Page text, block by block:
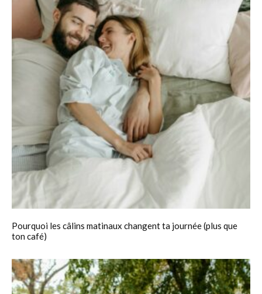
Pourquoi les câlins matinaux changent ta journée (plus que
ton café)